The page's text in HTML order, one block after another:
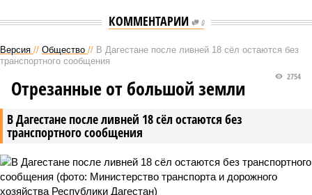
КОММЕНТАРИИ 0
Версия // Общество // В Дагестане после ливней 18 сёл остаются без
транспортного сообщения
В Дагестане после ливней 18 сёл остаются без
транспортного сообщения
2754
Отрезанные от большой земли